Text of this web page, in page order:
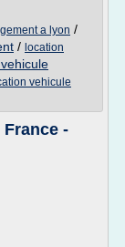
a lyon /
/ location
vehicule
France -